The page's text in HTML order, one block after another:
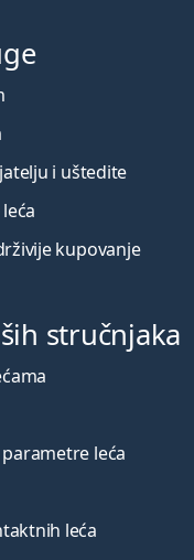
i uštedite
kupovanje
stručnjaka
leća
leća